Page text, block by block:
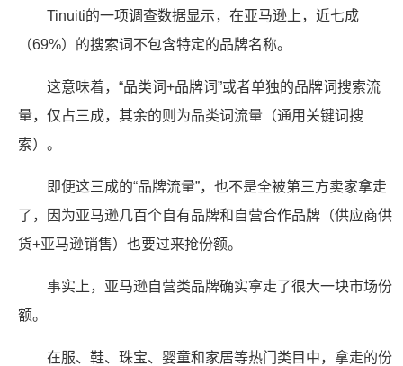
Tinuiti的一项调查数据显示，在亚马逊上，近七成
（69%）的搜索词不包含特定的品牌名称。
这意味着，“品类词+品牌词”或者单独的品牌词搜索流
量，仅占三成，其余的则为品类词流量（通用关键词搜
索）。
即便这三成的“品牌流量”，也不是全被第三方卖家拿走
了，因为亚马逊几百个自有品牌和自营合作品牌（供应商供
货+亚马逊销售）也要过来抢份额。
事实上，亚马逊自营类品牌确实拿走了很大一块市场份
额。
在服、鞋、珠宝、婴童和家居等热门类目中，拿走的份